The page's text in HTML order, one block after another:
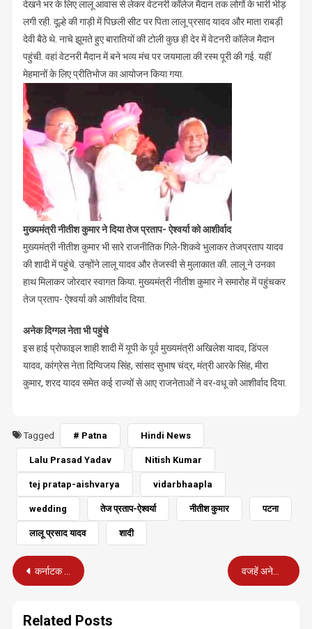
देखने भर के लिए लालू आवास से लेकर वेटनरी कॉलेज मैदान तक लोगों के भारी भीड़
लगी रही. दूल्हे की गाड़ी में पिछली सीट पर पिता लालू प्रसाद यादव और माता राबड़ी
देवी बैठे थे. नाचे झूमते हुए बारातियों की टोली कुछ ही देर में वेटनरी कॉलेज मैदान
पहुंची. वहां वेटनरी मैदान में बने भव्य मंच पर जयमाला की रस्म पूरी की गई. यहीं
मेहमानों के लिए प्रीतिभोज का आयोजन किया गया.
मुख्यमंत्री नीतीश कुमार ने दिया तेज प्रताप- ऐश्वर्या को आशीर्वाद
मुख्यमंत्री नीतीश कुमार भी सारे राजनीतिक गिले-शिकवे भुलाकर तेजप्रताप यादव
की शादी में पहुंचे. उन्होंने लालू यादव और तेजस्वी से मुलाकात की. लालू ने उनका
हाथ मिलाकर जोरदार स्वागत किया. मुख्यमंत्री नीतीश कुमार ने समारोह में पहुंचकर
तेज प्रताप- ऐश्वर्या को आशीर्वाद दिया.
अनेक दिग्गल नेता भी पहुंचे
इस हाई प्रोफाइल शाही शादी में यूपी के पूर्व मुख्यमंत्री अखिलेश यादव, डिंपल
यादव, कांग्रेस नेता दिग्विजय सिंह, सांसद सुभाष चंद्र, मंत्री आरके सिंह, मीरा
कुमार, शरद यादव समेत कई राज्यों से आए राजनेताओं ने वर-वधू को आशीर्वाद दिया.
Tagged # Patna Hindi News
Lalu Prasad Yadav Nitish Kumar
tej pratap-aishvarya vidarbhaapla
wedding तेज प्रताप-ऐश्वर्या नीतीश कुमार पटना
लालू प्रसाद यादव शादी
Post
कर्नाटक में 70 फीसदी मतदान, एग्जिट पोल के नतीजे भी आ गए
Related Posts